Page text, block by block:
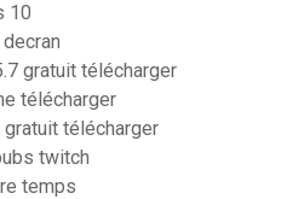
10
gratuit télécharger
télécharger
télécharger
twitch
temps